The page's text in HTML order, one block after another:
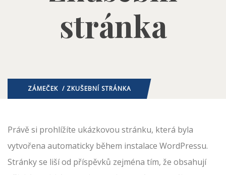
stránka
ZÁMEČEK / ZKUŠEBNÍ STRÁNKA
Právě si prohlížíte ukázkovou stránku, která byla
vytvořena automaticky během instalace WordPressu.
Stránky se liší od příspěvků zejména tím, že obsahují